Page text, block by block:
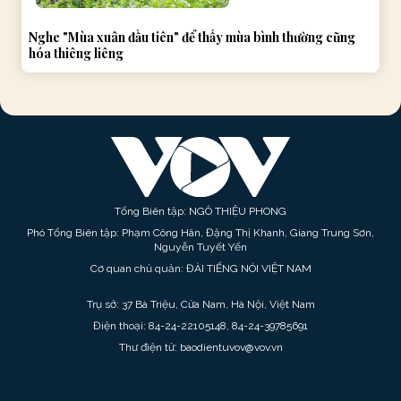
Nghe "Mùa xuân đầu tiên" để thấy mùa bình thường cũng
hóa thiêng liêng
Tổng Biên tập: NGÔ THIỆU PHONG
Phó Tổng Biên tập: Phạm Công Hân, Đặng Thị Khanh, Giang Trung Sơn,
Nguyễn Tuyết Yến
Cơ quan chủ quản: ĐÀI TIẾNG NÓI VIỆT NAM
Trụ sở: 37 Bà Triệu, Cửa Nam, Hà Nội, Việt Nam
Điện thoại: 84-24-22105148, 84-24-39785691
Thư điện tử: baodientuvov@vov.vn